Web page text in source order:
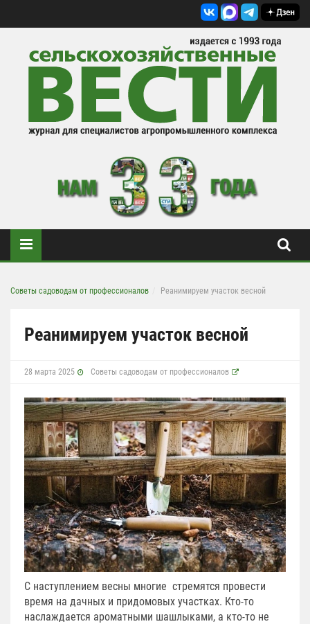
Советы садоводам от профессионалов Реанимируем участок весной
Реанимируем участок весной
28 марта 2025 Советы садоводам от профессионалов
С наступлением весны многие стремятся провести
время на дачных и придомовых участках. Кто-то
наслаждается ароматными шашлыками, а кто-то не